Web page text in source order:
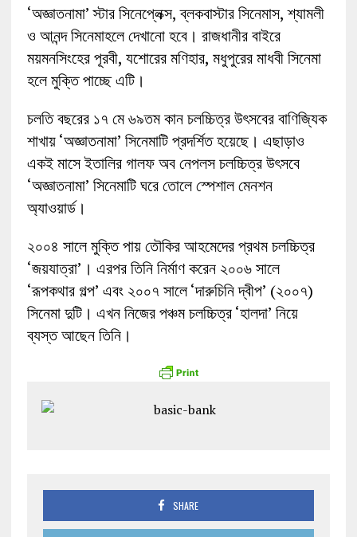
‘অজ্ঞাতনামা’ স্টার সিনেপ্লেক্স, ব্লকবাস্টার সিনেমাস, শ্যামলী
ও আনন্দ সিনেমাহলে দেখানো হবে। রাজধানীর বাইরে
ময়মনসিংহের পূরবী, যশোরের মণিহার, মধুপুরের মাধবী সিনেমা
হলে মুক্তি পাচ্ছে এটি।
চলতি বছরের ১৭ মে ৬৯তম কান চলচ্চিত্র উৎসবের বাণিজ্যিক
শাখায় ‘অজ্ঞাতনামা’ সিনেমাটি প্রদর্শিত হয়েছে। এছাড়াও
একই মাসে ইতালির গালফ অব নেপলস চলচ্চিত্র উৎসবে
‘অজ্ঞাতনামা’ সিনেমাটি ঘরে তোলে স্পেশাল মেনশন
অ্যাওয়ার্ড।
২০০৪ সালে মুক্তি পায় তৌকির আহমেদের প্রথম চলচ্চিত্র
‘জয়যাত্রা’। এরপর তিনি নির্মাণ করেন ২০০৬ সালে
‘রূপকথার গল্প’ এবং ২০০৭ সালে ‘দারুচিনি দ্বীপ’ (২০০৭)
সিনেমা দুটি। এখন নিজের পঞ্চম চলচ্চিত্র ‘হালদা’ নিয়ে
ব্যস্ত আছেন তিনি।
SHARE